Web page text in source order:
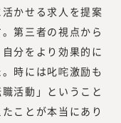
かせる求人を提案
第三者の視点から
分をより効果的に
時には叱咤激励も
活動」ということ
ことが本当にあり